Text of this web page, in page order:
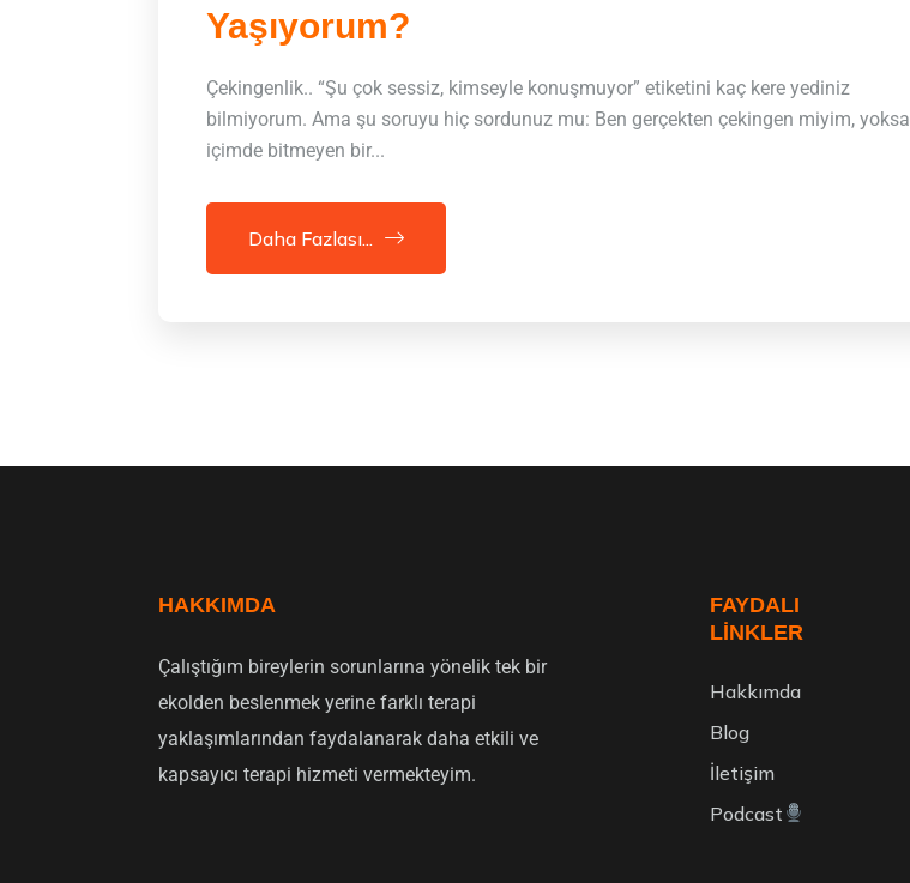
Yaşıyorum?
Çekingenlik.. “Şu çok sessiz, kimseyle konuşmuyor” etiketini kaç kere yediniz
bilmiyorum. Ama şu soruyu hiç sordunuz mu: Ben gerçekten çekingen miyim, yoksa
içimde bitmeyen bir...
Daha Fazlası...
HAKKIMDA
Çalıştığım bireylerin sorunlarına yönelik tek bir
ekolden beslenmek yerine farklı terapi
yaklaşımlarından faydalanarak daha etkili ve
kapsayıcı terapi hizmeti vermekteyim.
FAYDALI
LINKLER
Hakkımda
Blog
İletişim
Podcast